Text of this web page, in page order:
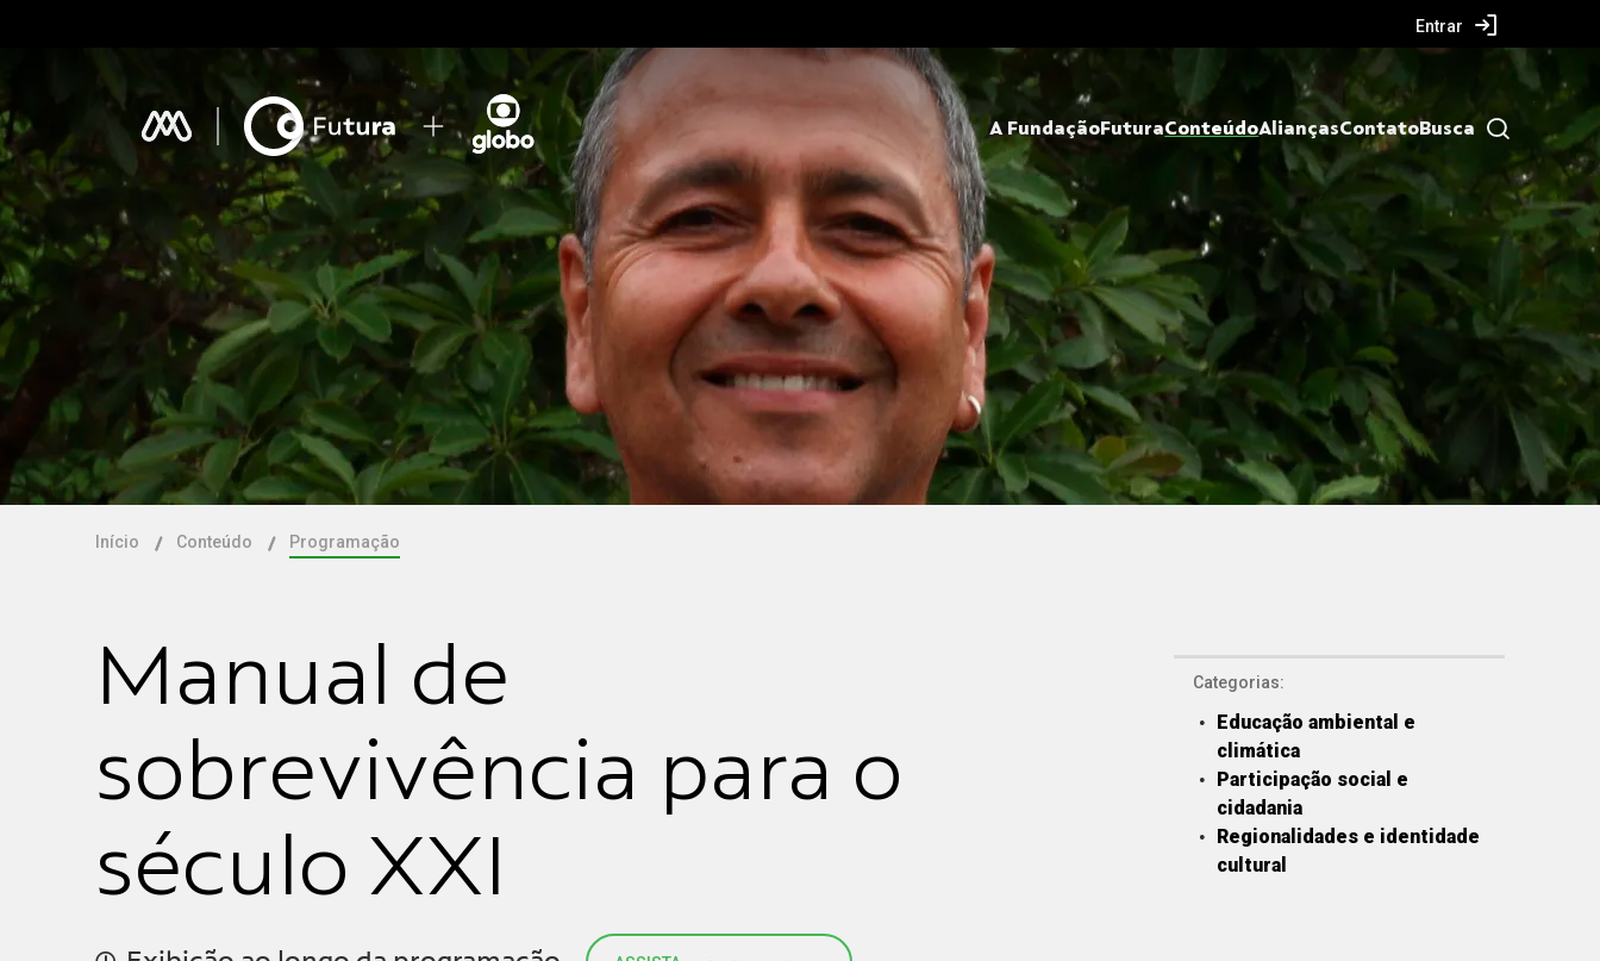
Entrar
A FundaçãoFuturaConteúdoAliançasContatoBusca
Início Conteúdo Programação
Manual de
sobrevivência para o
século XXI
Categorias:
Educação ambiental e
climática
Participação social e
cidadania
Regionalidades e identidade
cultural